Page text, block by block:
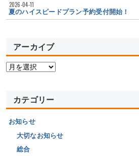
夏のハイスピードプラン予約受付開始！
2026-04-11
アーカイブ
カテゴリー
お知らせ
大切なお知らせ
総合